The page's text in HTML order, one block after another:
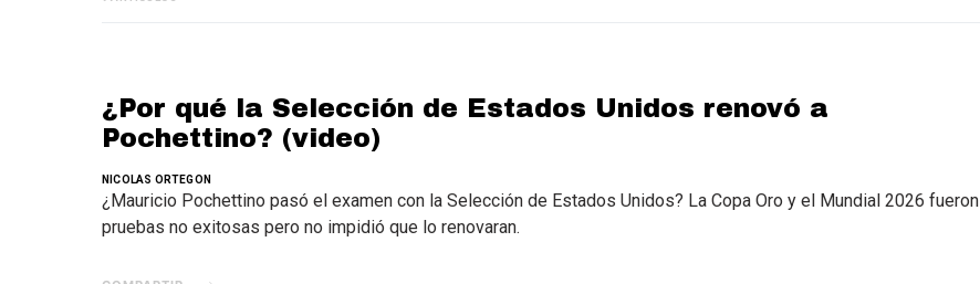
¿Por qué la Selección de Estados Unidos renovó a
Pochettino? (video)
NICOLAS ORTEGON
¿Mauricio Pochettino pasó el examen con la Selección de Estados Unidos? La Copa Oro y el Mundial 2026 fueron
pruebas no exitosas pero no impidió que lo renovaran.